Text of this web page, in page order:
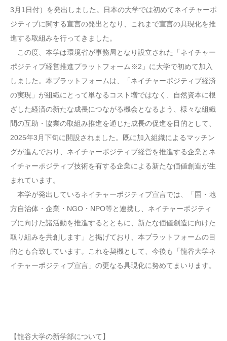
3月1日付）を発出しました。日本の大学では初めてネイチャーポ
ジティブに関する宣言の発出となり、これまで宣言の具現化を推
進する取組みを行ってきました。
この度、本学は環境省が事務局となり設立された「ネイチャー
ポジティブ経営推進プラットフォーム※2」に大学で初めて加入
しました。本プラットフォームは、「ネイチャーポジティブ経済
の実現」が組織にとって単なるコスト増ではなく、自然資本に根
ざした経済の新たな成長につながる機会となるよう、様々な組織
間の互助・協業の取組み推進を通じた成長の促進を目的として、
2025年3月下旬に開設されました。既に加入組織によるマッチン
グが進んでおり、ネイチャーポジティブ経営を推進する企業とネ
イチャーポジティブ技術を有する企業による新たな価値創造が生
まれています。
本学が発出しているネイチャーポジティブ宣言では、「国・地
方自治体・企業・NGO・NPO等と連携し、ネイチャーポジティ
ブに向けた諸活動を推進するとともに、新たな価値創造に向けた
取り組みを共創します」と掲げており、本プラットフォームの目
的とも合致しています。これを契機として、今後も「龍谷大学ネ
イチャーポジティブ宣言」の更なる具現化に努めてまいります。
【龍谷大学の新学部について】